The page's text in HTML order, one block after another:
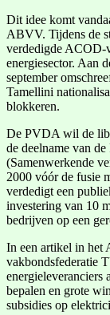
Dit idee komt
ABVV. Tijdens de
verdedigde ACOD-
energiesector. Aan
september
Tamellini
blokkeren.
De PVDA wil de
de deelname van
(Samenwerkende
2000 vóór de fusie
verdedigt een
investering van 10
bedrijven op een
In een artikel in het
vakbondsfederatie
energieleveranciers
bepalen en grote
subsidies op